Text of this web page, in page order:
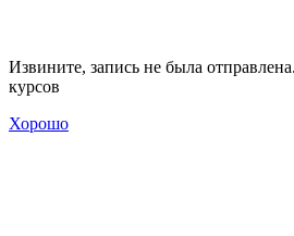
Извините, запись не была
курсов
Хорошо